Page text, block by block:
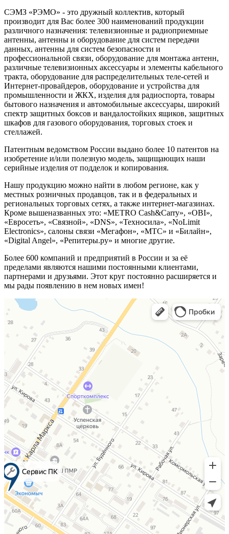
СЭМЗ «РЭМО» - это дружный коллектив, который
производит для Вас более 300 наименований продукции
различного назначения: телевизионные и радиоприемные
антенны, антенны и оборудование для систем передачи
данных, антенны для систем безопасности и
профессиональной связи, оборудование для монтажа антенн,
различные телевизионных аксессуары и элементы кабельного
тракта, оборудование для распределительных теле-сетей и
Интернет-провайдеров, оборудование и устройства для
промышленности и ЖКХ, изделия для радиоспорта, товары
бытового назначения и автомобильные аксессуары, широкий
спектр защитных боксов и вандалостойких ящиков, защитных
шкафов для газового оборудования, торговых стоек и
стеллажей.
Патентным ведомством России выдано более 10 патентов на
изобретение и/или полезную модель, защищающих наши
серийные изделия от подделок и копирования.
Нашу продукцию можно найти в любом регионе, как у
местных розничных продавцов, так и в федеральных и
региональных торговых сетях, а также интернет-магазинах.
Кроме вышеназванных это: «METRO Cash&Carry», «OBI»,
«Евросеть», «Связной», «DNS», «Техносила», «NoLimit
Electronics», салоны связи «Мегафон», «МТС» и «Билайн»,
«Digital Angel», «Репитеры.ру» и многие другие.
Более 600 компаний и предприятий в России и за её
пределами являются нашими постоянными клиентами,
партнерами и друзьями. Этот круг постоянно расширяется и
мы рады появлению в нем новых имен!